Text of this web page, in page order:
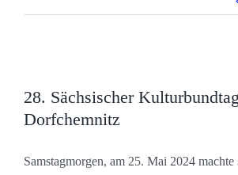
grösseres
Bild
28. Sächsischer
Dorfchemnitz
Samstagmorgen, am 25. Mai 2024